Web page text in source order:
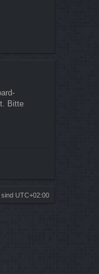
Bitte
sind UTC+02:00